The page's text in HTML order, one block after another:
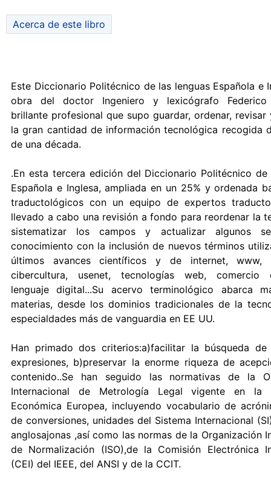
Acerca de este libro
Este Diccionario Politécnico de las lenguas Española e
obra del doctor Ingeniero y lexicógrafo Federico
brillante profesional que supo guardar, ordenar, revisar
la gran cantidad de información tecnológica recogida
de una década.
.En esta tercera edición del Diccionario Politécnico de
Española e Inglesa, ampliada en un 25% y ordenada
traductológicos con un equipo de expertos
llevado a cabo una revisión a fondo para reordenar la
sistematizar los campos y actualizar algunos
conocimiento con la inclusión de nuevos términos
últimos avances científicos y de internet, www,
cibercultura, usenet, tecnologías web, comercio
lenguaje digital...Su acervo terminológico abarca
materias, desde los dominios tradicionales de la
especialdades más de vanguardia en EE UU.
Han primado dos criterios:a)facilitar la búsqueda
expresiones, b)preservar la enorme riqueza de
contenido..Se han seguido las normativas de la
Internacional de Metrología Legal vigente en la
Económica Europea, incluyendo vocabulario de
de conversiones, unidades del Sistema Internacional
anglosajonas ,así como las normas de la Organización
de Normalización (ISO),de la Comisión Electrónica
(CEI) del IEEE, del ANSI y de la CCIT.